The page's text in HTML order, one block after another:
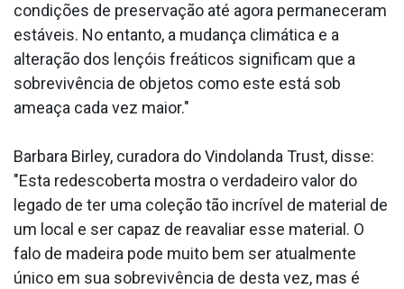
condições de preservação até agora permaneceram
estáveis. No entanto, a mudança climática e a
alteração dos lençóis freáticos significam que a
sobrevivência de objetos como este está sob
ameaça cada vez maior."
Barbara Birley, curadora do Vindolanda Trust, disse:
"Esta redescoberta mostra o verdadeiro valor do
legado de ter uma coleção tão incrível de material de
um local e ser capaz de reavaliar esse material. O
falo de madeira pode muito bem ser atualmente
único em sua sobrevivência de desta vez, mas é